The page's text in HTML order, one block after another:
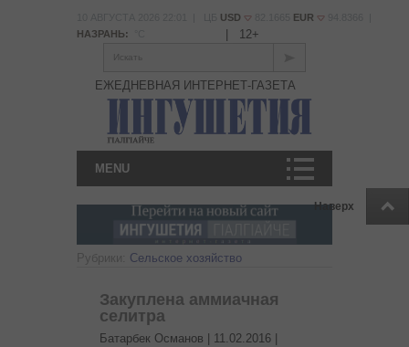
Наверх
USD EUR
НАЗРАНЬ:
12+
Искать
ЕЖЕДНЕВНАЯ ИНТЕРНЕТ-ГАЗЕТА
MENU
Рубрики: Сельское хозяйство
Закуплена аммиачная
селитра
Батарбек Османов | 11.02.2016